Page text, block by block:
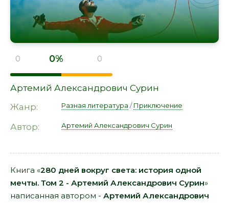
0 0% 0
Артемий Александрович Сурин
Жанр:
Разная литература /Приключение
Автор: Артемий Александрович Сурин
Книга «280 дней вокруг света: история одной
мечты. Том 2 - Артемий Александрович Сурин»
написанная автором - Артемий Александрович